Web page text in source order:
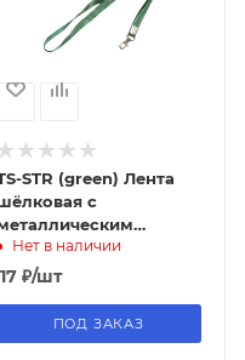
STR (green) Лента
с
защёлкой,
зелёная
Нет в наличии
17₽/шт
ПОД ЗАКАЗ